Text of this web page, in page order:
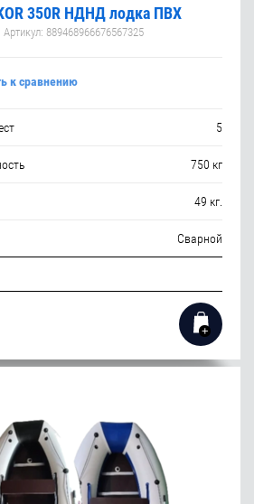
350R НДНД лодка ПВХ
Артикул: 889468966676567325
к сравнению
5
750 кг
49 кг.
Сварной